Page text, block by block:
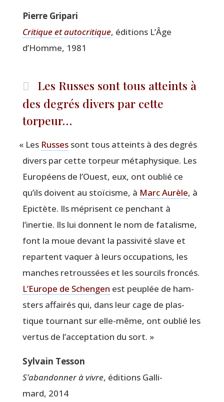
Pierre Gri­pa­ri
Cri­tique et auto­cri­tique, édi­tions L’Âge
d’Homme, 1981
Les Russes sont tous atteints à
des degrés divers par cette
torpeur…
« Les Russes sont tous atteints à des degrés
divers par cette tor­peur méta­phy­sique. Les
Euro­péens de l’Ouest, eux, ont oublié ce
qu’ils doivent au stoï­cisme, à Marc Aurèle, à
Epic­tète. Ils méprisent ce pen­chant à
l’inertie. Ils lui donnent le nom de fata­lisme,
font la moue devant la pas­si­vi­té slave et
repartent vaquer à leurs occu­pa­tions, les
manches retrous­sées et les sour­cils fron­cés.
L’Europe de Schen­gen est peu­plée de ham­
sters affai­rés qui, dans leur cage de plas­
tique tour­nant sur elle-même, ont oublié les
ver­tus de l’acceptation du sort. »
Syl­vain Tesson
S’abandonner à vivre, édi­tions Gal­li­
mard, 2014